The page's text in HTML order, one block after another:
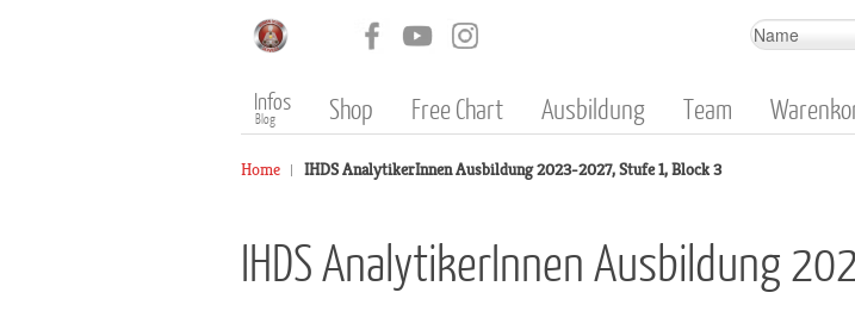
Infos
Blog Shop Free Chart Ausbildung Team
Home IHDS AnalytikerInnen Ausbildung 2023-2027, Stufe 1, Block 3
IHDS AnalytikerInnen Ausbildung